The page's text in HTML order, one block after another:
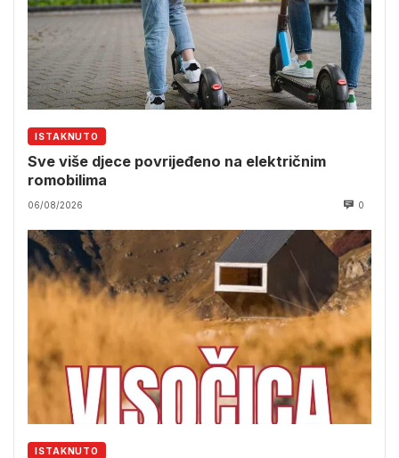
ISTAKNUTO
Sve više djece povrijeđeno na električnim
romobilima
06/08/2026 0
ISTAKNUTO